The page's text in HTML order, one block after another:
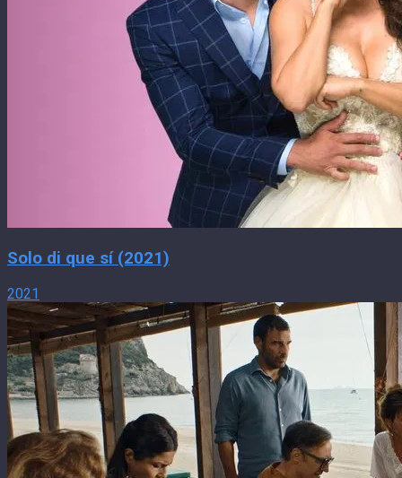
Solo di que sí (2021)
2021